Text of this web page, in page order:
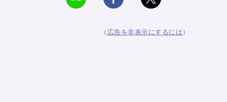
（ 広告を非表示にするには ）